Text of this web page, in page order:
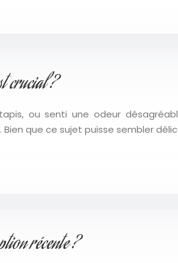
crucial ?
ou senti une odeur
que ce sujet puisse sembler
récente ?